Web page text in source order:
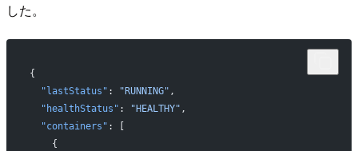
した。
{
  "lastStatus"
: "RUNNING" ,
  "healthStatus"
: "HEALTHY" ,
  "containers"
: [
    {